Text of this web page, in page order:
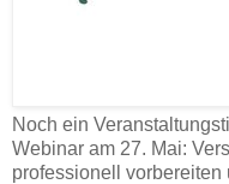
Noch ein
Webinar am 27. Mai:
professionell vorbereiten